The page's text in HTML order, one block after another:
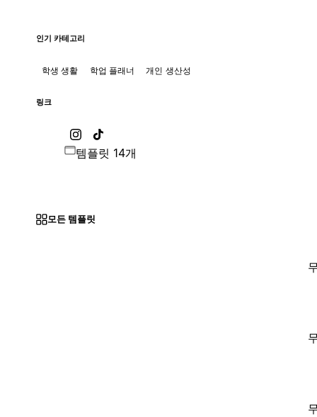
인기 카테고리
학생 생활 학업 플래너 개인 생산성
링크
템플릿 14개
모든 템플릿